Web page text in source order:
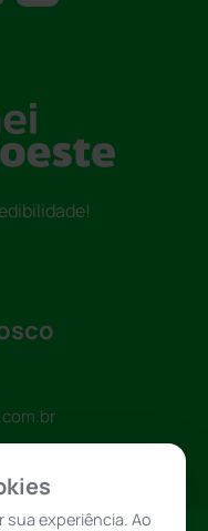
sua experiência. Ao